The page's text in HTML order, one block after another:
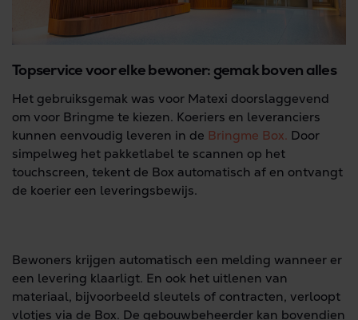
Topservice voor elke bewoner: gemak boven alles
Het gebruiksgemak was voor Matexi doorslaggevend
om voor Bringme te kiezen. Koeriers en leveranciers
kunnen eenvoudig leveren in de Bringme Box. Door
simpelweg het pakketlabel te scannen op het
touchscreen, tekent de Box automatisch af en ontvangt
de koerier een leveringsbewijs.
Bewoners krijgen automatisch een melding wanneer er
een levering klaarligt. En ook het uitlenen van
materiaal, bijvoorbeeld sleutels of contracten, verloopt
vlotjes via de Box. De gebouwbeheerder kan bovendien